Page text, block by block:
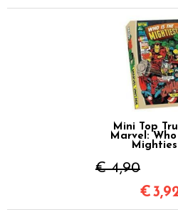
Mini Top
Marvel:
€ 4,90
€